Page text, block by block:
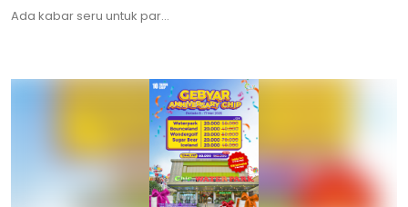
Ada kabar seru untuk par...